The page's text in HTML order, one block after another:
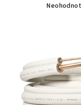
Priemerné